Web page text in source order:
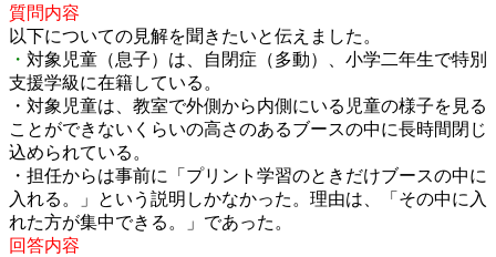
質問内容
以下についての見解を聞きたいと伝えました。
・ 対象児童（息子）は、自閉症（多動）、小学二年生で特別
支援学級に在籍している。
・対象児童は、教室で外側から内側にいる児童の様子を見る
ことができないくらいの高さのあるブースの中に長時間閉じ
込められている。
・担任からは事前に「プリント学習のときだけブースの中に
入れる。」という説明しかなかった。理由は、「その中に入
れた方が集中できる。」であった。
回答内容